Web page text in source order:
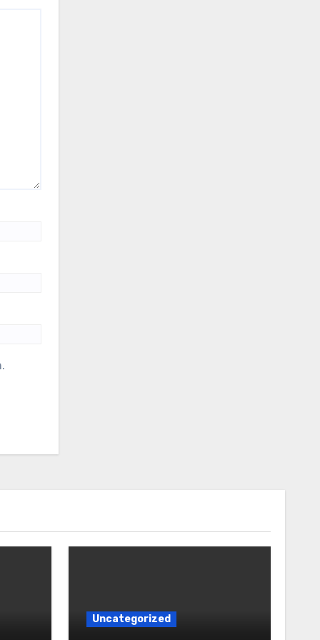
Uncategorized